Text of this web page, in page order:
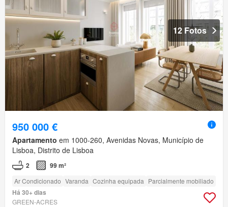
12 Fotos
950 000 €
Apartamento em 1000-260, Avenidas Novas, Município de
Lisboa, Distrito de Lisboa
2 99 m²
Ar Condicionado Varanda Cozinha equipada Parcialmente mobiliado
Há 30+ dias
GREEN-ACRES